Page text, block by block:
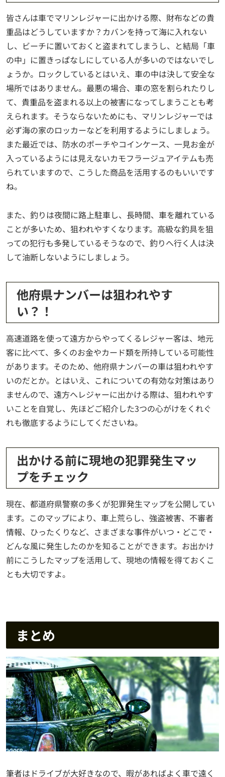
皆さんは車でマリンレジャーに出かける際、財布などの貴
重品はどうしていますか？カバンを持って海に入れない
し、ビーチに置いておくと盗まれてしまうし、と結局「車
の中」に置きっぱなしにしている人が多いのではないでし
ょうか。ロックしているとはいえ、車の中は決して安全な
場所ではありません。最悪の場合、車の窓を割られたりし
て、貴重品を盗まれる以上の被害になってしまうことも考
えられます。そうならないためにも、マリンレジャーでは
必ず海の家のロッカーなどを利用するようにしましょう。
また最近では、防水のポーチやコインケース、一見お金が
入っているようには見えないカモフラージュアイテムも売
られていますので、こうした商品を活用するのもいいです
ね。
また、釣りは夜間に路上駐車し、長時間、車を離れている
ことが多いため、狙われやすくなります。高級な釣具を狙
っての犯行も多発しているそうなので、釣りへ行く人は決
して油断しないようにしましょう。
他府県ナンバーは狙われやす
い？！
高速道路を使って遠方からやってくるレジャー客は、地元
客に比べて、多くのお金やカード類を所持している可能性
があります。そのため、他府県ナンバーの車は狙われやす
いのだとか。とはいえ、これについての有効な対策はあり
ませんので、遠方へレジャーに出かける際は、狙われやす
いことを自覚し、先ほどご紹介した3つの心がけをくれぐ
れも徹底するようにしてくださいね。
出かける前に現地の犯罪発生マッ
プをチェック
現在、都道府県警察の多くが犯罪発生マップを公開してい
ます。このマップにより、車上荒らし、強盗被害、不審者
情報、ひったくりなど、さまざまな事件がいつ・どこで・
どんな風に発生したのかを知ることができます。お出かけ
前にこうしたマップを活用して、現地の情報を得ておくこ
とも大切ですよ。
まとめ
筆者はドライブが大好きなので、暇があればよく車で遠く